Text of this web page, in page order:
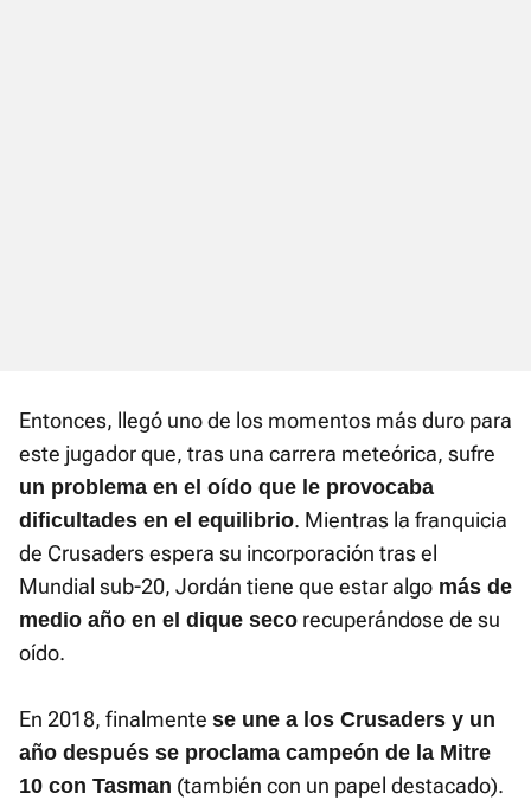
Entonces, llegó uno de los momentos más duro para
este jugador que, tras una carrera meteórica, sufre
un problema en el oído que le provocaba
dificultades en el equilibrio. Mientras la franquicia
de Crusaders espera su incorporación tras el
Mundial sub-20, Jordán tiene que estar algo más de
medio año en el dique seco recuperándose de su
oído.
En 2018, finalmente se une a los Crusaders y un
año después se proclama campeón de la Mitre
10 con Tasman (también con un papel destacado).